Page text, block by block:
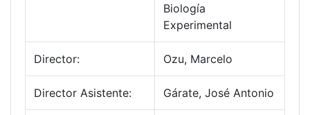
Biología
Experimental
Director: Ozu, Marcelo
Director Asistente: Gárate, José Antonio